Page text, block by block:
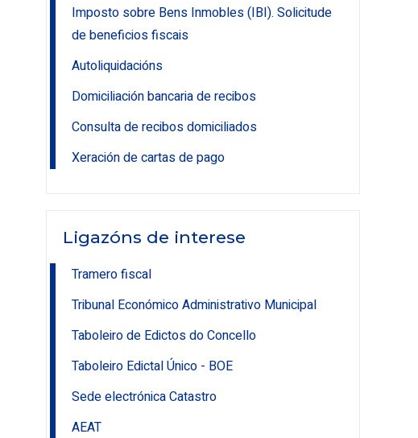
Imposto sobre Bens Inmobles (IBI). Solicitude
de beneficios fiscais
Autoliquidacións
Domiciliación bancaria de recibos
Consulta de recibos domiciliados
Xeración de cartas de pago
Ligazóns de interese
Tramero fiscal
Tribunal Económico Administrativo Municipal
Taboleiro de Edictos do Concello
Taboleiro Edictal Único - BOE
Sede electrónica Catastro
AEAT